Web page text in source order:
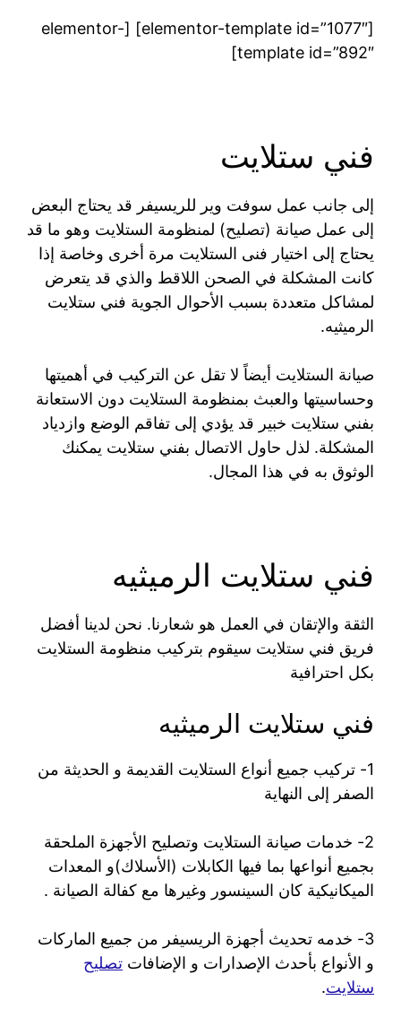
[elementor-template id=”1077″] [elementor-
template id=”892″]
فني ستلايت
إلى جانب عمل سوفت وير للريسيفر قد يحتاج البعض
إلى عمل صيانة (تصليح) لمنظومة الستلايت وهو ما قد
يحتاج إلى اختيار فنى الستلايت مرة أخرى وخاصة إذا
كانت المشكلة في الصحن اللاقط والذي قد يتعرض
لمشاكل متعددة بسبب الأحوال الجوية فني ستلايت
الرميثيه.
صيانة الستلايت أيضاً لا تقل عن التركيب في أهميتها
وحساسيتها والعبث بمنظومة الستلايت دون الاستعانة
بفني ستلايت خبير قد يؤدي إلى تفاقم الوضع وازدياد
المشكلة. لذل حاول الاتصال بفني ستلايت يمكنك
الوثوق به في هذا المجال.
فني ستلايت الرميثيه
الثقة والإتقان في العمل هو شعارنا. نحن لدينا أفضل
فريق فني ستلايت سيقوم بتركيب منظومة الستلايت
بكل احترافية
فني ستلايت الرميثيه
1- تركيب جميع أنواع الستلايت القديمة و الحديثة من
الصفر إلى النهاية
2- خدمات صيانة الستلايت وتصليح الأجهزة الملحقة
بجميع أنواعها بما فيها الكابلات (الأسلاك)و المعدات
الميكانيكية كان السينسور وغيرها مع كفالة الصيانة .
3- خدمه تحديث أجهزة الريسيفر من جميع الماركات
و الأنواع بأحدث الإصدارات و الإضافات تصليح
ستلايت.